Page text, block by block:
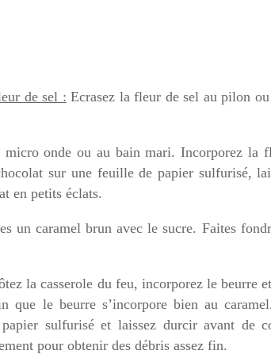
de sel : Ecrasez la fleur de sel au pilon
micro onde ou au bain mari. Incorporez la
sur une feuille de papier sulfurisé,
en petits éclats.
un caramel brun avec le sucre. Faites
la casserole du feu, incorporez le beurre
que le beurre s’incorpore bien au
sulfurisé et laissez durcir avant de
pour obtenir des débris assez fin.